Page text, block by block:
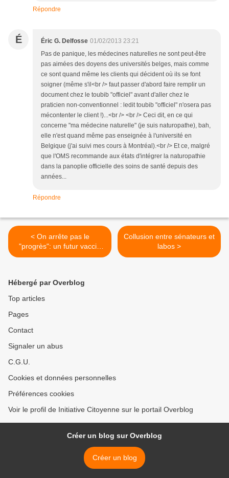
Répondre
É Éric G. Delfosse 01/02/2013 23:21
Pas de panique, les médecines naturelles ne sont peut-être
pas aimées des doyens des universités belges, mais comme
ce sont quand même les clients qui décident où ils se font
soigner (même s'il<br /> faut passer d'abord faire remplir un
document chez le toubib "officiel" avant d'aller chez le
praticien non-conventionnel : ledit toubib "officiel" n'osera pas
mécontenter le client !)...<br /> <br /> Ceci dit, en ce qui
concerne "ma médecine naturelle" (je suis naturopathe), bah,
elle n'est quand même pas enseignée à l'université en
Belgique (j'ai suivi mes cours à Montréal).<br /> Et ce, malgré
que l'OMS recommande aux états d'intégrer la naturopathie
dans la panoplie officielle des soins de santé depuis des
années...
Répondre
< On arrête pas le
"progrès": un futur vaccin
transgénique contre
Collusion entre sénateurs et
labos >
Hébergé par Overblog
Top articles
Pages
Contact
Signaler un abus
C.G.U.
Cookies et données personnelles
Préférences cookies
Voir le profil de Initiative Citoyenne sur le portail Overblog
Créer un blog sur Overblog
Créer un blog